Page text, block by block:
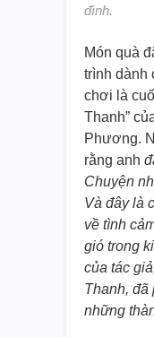
đình.
Món quà
trình dành
chơi là
Thanh”
Phương.
rằng anh
Chuyện
Và đây là
về tình
gió trong
của tác
Thanh, đã
những